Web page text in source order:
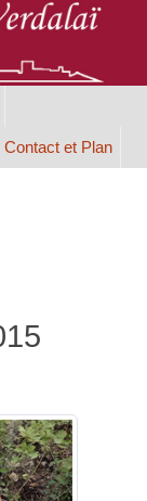
Contact et Plan